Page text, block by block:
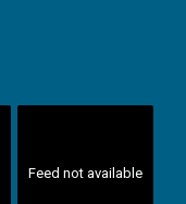
Feed not available